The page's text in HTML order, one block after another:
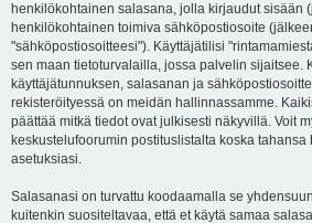
henkilökohtainen salasana, jolla kirjaudut sisään
henkilökohtainen toimiva sähköpostiosoite
"sähköpostiosoitteesi"). Käyttäjätilisi
sen maan tietoturvalailla, jossa palvelin sijaitsee.
käyttäjätunnuksen, salasanan ja
rekisteröityessä on meidän hallinnassamme.
päättää mitkä tiedot ovat julkisesti näkyvillä. Voit
keskustelufoorumin postituslistalta koska
asetuksiasi.
Salasanasi on turvattu koodaamalla se
kuitenkin suositeltavaa, että et käytä samaa